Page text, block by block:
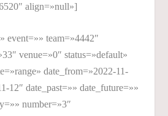
align=»null»]
event=»» team=»4442″
venue=»0″ status=»default»
date_from=»2022-11-
12″ date_past=»» date_future=»»
number=»3″